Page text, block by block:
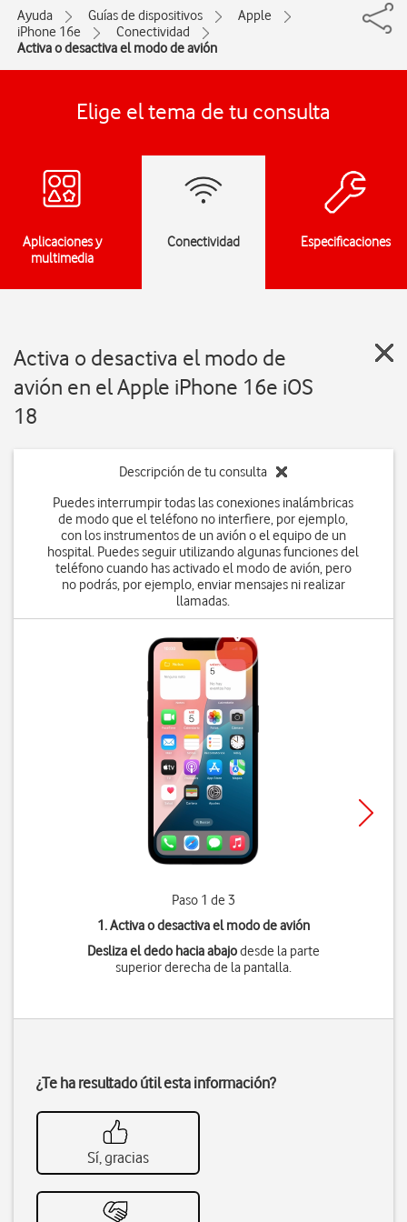
Ayuda Guías de dispositivos
Apple
iPhone 16e
Conectividad
Activa o desactiva el modo de avión
Elige el tema de tu consulta
Aplicaciones y
multimedia
Conectividad Especificaciones
Activa o desactiva el modo de
avión en el Apple iPhone 16e iOS
18
Descripción de tu consulta
Puedes interrumpir todas las conexiones inalámbricas
de modo que el teléfono no interfiere, por ejemplo,
con los instrumentos de un avión o el equipo de un
hospital. Puedes seguir utilizando algunas funciones del
teléfono cuando has activado el modo de avión, pero
no podrás, por ejemplo, enviar mensajes ni realizar
llamadas.
Paso 1 de 3
1. Activa o desactiva el modo de avión
Desliza el dedo hacia abajodesde la parte
superior derecha de la pantalla.
¿Te ha resultado útil esta información?
Sí, gracias